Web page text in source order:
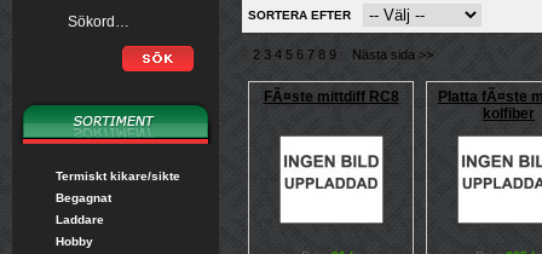
Termiskt kikare/sikte
Begagnat
Laddare
Hobby
SORTERA EFTER
2 3 4 5 6 7 8 9 Nästa sida >>
FÃ¤ste mittdiff RC8
Platta fÃ¤ste
kolfiber